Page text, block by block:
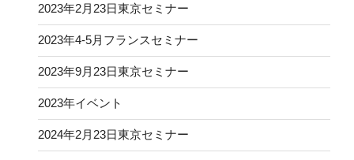
2023年2月23日東京セミナー
2023年4-5月フランスセミナー
2023年9月23日東京セミナー
2023年イベント
2024年2月23日東京セミナー